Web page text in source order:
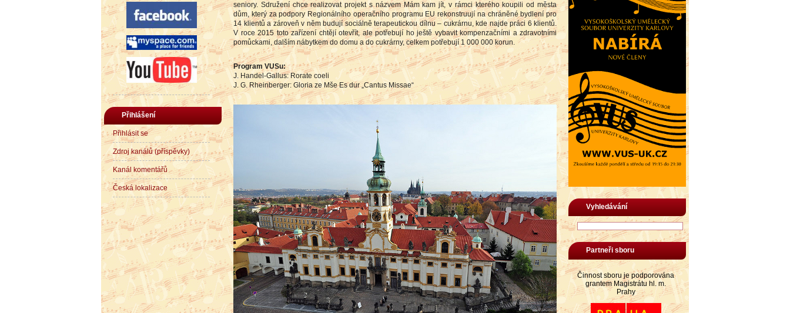
Přihlášení
Přihlásit se
Zdroj kanálů (příspěvky)
Kanál komentářů
Česká lokalizace
seniory. Sdružení chce realizovat projekt s názvem Mám kam jít, v rámci kterého koupili od města
dům, který za podpory Regionálního operačního programu EU rekonstruují na chráněné bydlení pro
14 klientů a zároveň v něm budují sociálně terapeutickou dílnu – cukrárnu, kde najde práci 6 klientů.
V roce 2015 toto zařízení chtějí otevřít, ale potřebují ho ještě vybavit kompenzačními a zdravotními
pomůckami, dalším nábytkem do domu a do cukrárny, celkem potřebují 1 000 000 korun.
Program VUSu:
J. Handel-Gallus: Rorate coeli
J. G. Rheinberger: Gloria ze Mše Es dur „Cantus Missae“
Vyhledávání
Partneři sboru
Činnost sboru je podporována
grantem Magistrátu hl. m.
Prahy